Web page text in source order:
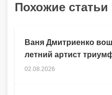
Похожие статьи
Ваня Дмитриенко
летний артист
02.08.2026